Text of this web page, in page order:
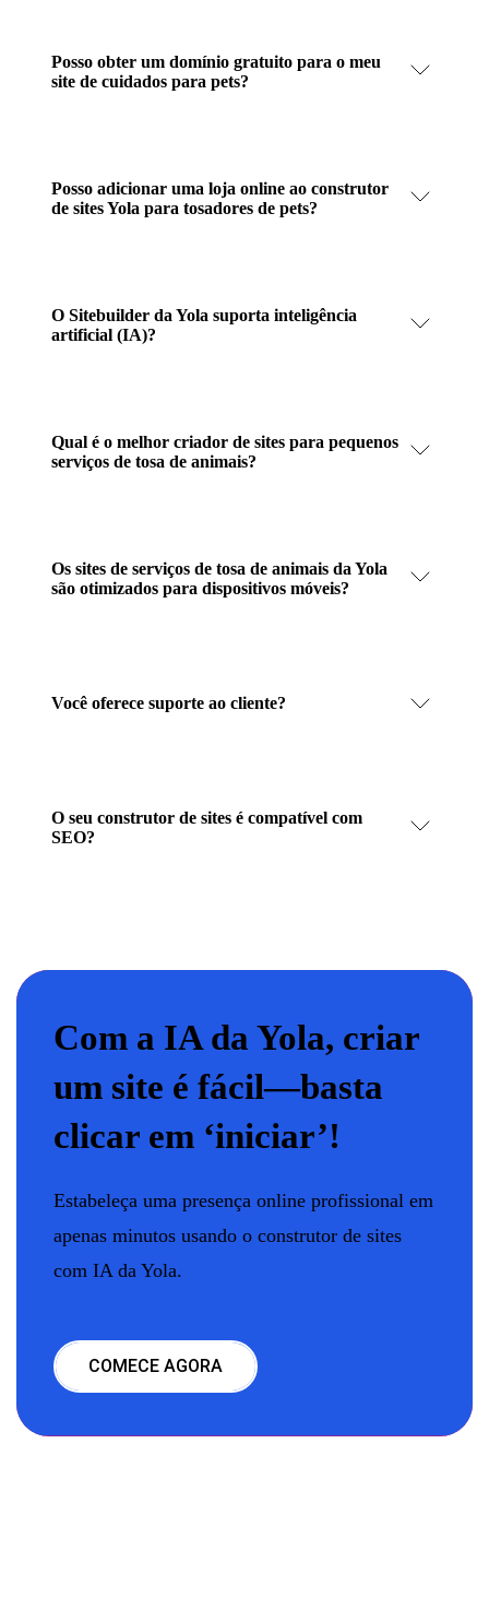
Posso obter um domínio gratuito para o meu
site de cuidados para pets?
Posso adicionar uma loja online ao construtor
de sites Yola para tosadores de pets?
O Sitebuilder da Yola suporta inteligência
artificial (IA)?
Qual é o melhor criador de sites para pequenos
serviços de tosa de animais?
Os sites de serviços de tosa de animais da Yola
são otimizados para dispositivos móveis?
Você oferece suporte ao cliente?
O seu construtor de sites é compatível com
SEO?
Com a IA da Yola, criar
um site é fácil—basta
clicar em ‘iniciar’!
Estabeleça uma presença online profissional em
apenas minutos usando o construtor de sites
com IA da Yola.
COMECE AGORA